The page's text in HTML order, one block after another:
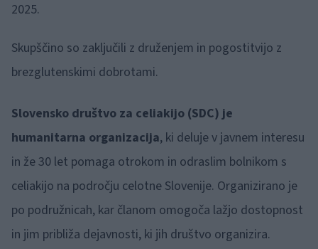
2025.
Skupščino so zaključili z druženjem in pogostitvijo z
brezglutenskimi dobrotami.
Slovensko društvo za celiakijo (SDC) je
humanitarna organizacija, ki deluje v javnem interesu
in že 30 let pomaga otrokom in odraslim bolnikom s
celiakijo na področju celotne Slovenije. Organizirano je
po podružnicah, kar članom omogoča lažjo dostopnost
in jim približa dejavnosti, ki jih društvo organizira.